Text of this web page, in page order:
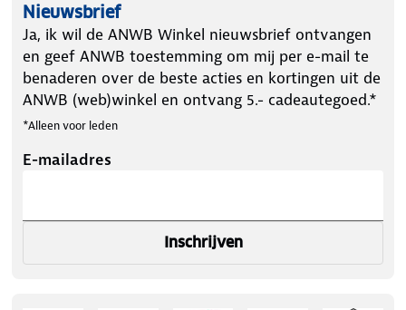
Nieuwsbrief
Ja, ik wil de ANWB Winkel nieuwsbrief ontvangen
en geef ANWB toestemming om mij per e-mail te
benaderen over de beste acties en kortingen uit de
ANWB (web)winkel en ontvang 5.- cadeautegoed.*
*Alleen voor leden
E-mailadres
Inschrijven